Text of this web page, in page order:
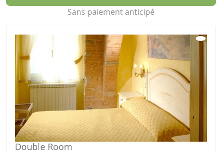
historique de Florence, à seulement quelques mètres
de l'Arno, le lit et le petit déjeuner Casa dei Tintori est
l'endroit parfait pour se consacrer à la découverte de la
ville et des excursions en Toscane; En fait, la maison se
trouve à quelques pas de la Piazza Santa Croce, Piazza
della Signoria, la Galerie des Offices et le Ponte Vecchio.
En dix minutes, vous pouvez marcher jusqu'au Duomo
à Florence et, en vingt minutes, la gare de Santa Maria
Novella.
Sans paiement anticipé
Double Room